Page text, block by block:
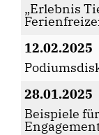
Erlebnis
12.02.2025
28.01.2025
Beispiele